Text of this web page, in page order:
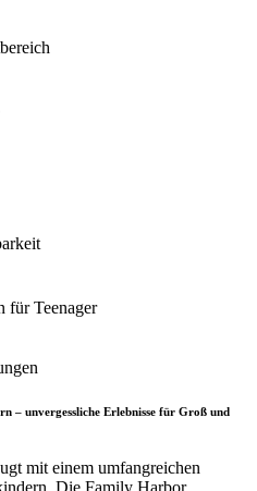
für Teenager
– unvergessliche Erlebnisse für Groß und
mit einem umfangreichen